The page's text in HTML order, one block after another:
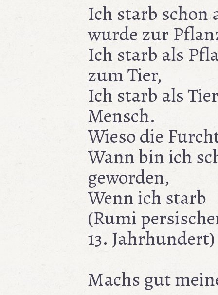
Ich starb schon
wurde zur
Ich starb als
zum Tier,
Ich starb als
Mensch.
Wieso die
Wann bin ich
geworden,
Wenn ich starb
(Rumi
13. Jahrhundert)
Machs gut